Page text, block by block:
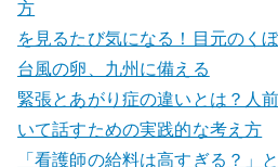
方
を見るたび気になる！目元のく
台風の卵、九州に備える
緊張とあがり症の違いとは？人
いて話すための実践的な考え方
「看護師の給料は高すぎる？」